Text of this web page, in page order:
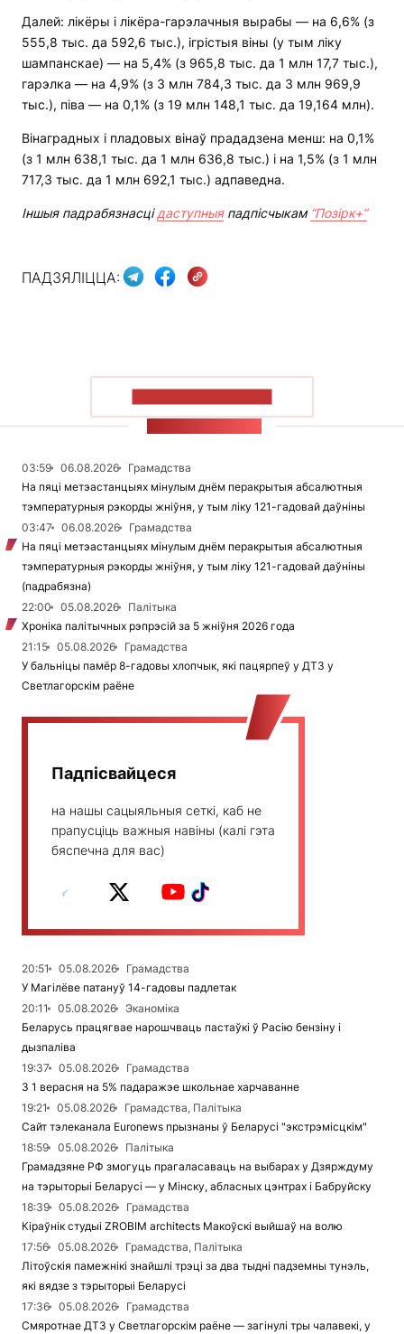
Далей: лікёры і лікёра-гарэлачныя вырабы — на 6,6% (з
555,8 тыс. да 592,6 тыс.), ігрістыя віны (у тым ліку
шампанскае) — на 5,4% (з 965,8 тыс. да 1 млн 17,7 тыс.),
гарэлка — на 4,9% (з 3 млн 784,3 тыс. да 3 млн 969,9
тыс.), піва — на 0,1% (з 19 млн 148,1 тыс. да 19,164 млн).
Вінаградных і пладовых вінаў прададзена менш: на 0,1%
(з 1 млн 638,1 тыс. да 1 млн 636,8 тыс.) і на 1,5% (з 1 млн
717,3 тыс. да 1 млн 692,1 тыс.) адпаведна.
Іншыя падрабязнасцідаступныяпадпісчыкам “Позірк+”
ПАДЗЯЛІЦЦА:
03:59 06.08.2026
Грамадства
На пяці метэастанцыях мінулым днём перакрытыя абсалютныя
тэмпературныя рэкорды жніўня, у тым ліку 121-гадовай даўніны
03:47
06.08.2026
Грамадства
На пяці метэастанцыях мінулым днём перакрытыя абсалютныя
тэмпературныя рэкорды жніўня, у тым ліку 121-гадовай даўніны
(падрабязна)
22:00
05.08.2026
Палітыка
Хроніка палітычных рэпрэсій за 5 жніўня 2026 года
21:15
05.08.2026
Грамадства
У бальніцы памёр 8-гадовы хлопчык, які пацярпеў у ДТЗ у
Светлагорскім раёне
Падпісвайцеся
на нашы сацыяльныя сеткі, каб не
прапусціць важныя навіны (калі гэта
бяспечна для вас)
20:51 05.08.2026
Грамадства
У Магілёве патануў 14-гадовы падлетак
20:11
05.08.2026
Эканоміка
Беларусь працягвае нарошчваць пастаўкі ў Расію бензіну і
дызпаліва
19:37
05.08.2026
Грамадства
З 1 верасня на 5% падаражэе школьнае харчаванне
19:21
05.08.2026
Грамадства, Палітыка
Сайт тэлеканала Euronews прызнаны ў Беларусі "экстрэмісцкім"
18:59
05.08.2026
Палітыка
Грамадзяне РФ змогуць прагаласаваць на выбарах у Дзярждуму
на тэрыторыі Беларусі — у Мінску, абласных цэнтрах і Бабруйску
18:39
05.08.2026
Грамадства
Кіраўнік студыі ZROBIM architects Макоўскі выйшаў на волю
17:56
05.08.2026
Грамадства, Палітыка
Літоўскія памежнікі знайшлі трэці за два тыдні падземны тунэль,
які вядзе з тэрыторыі Беларусі
17:36
05.08.2026
Грамадства
Смяротнае ДТЗ у Светлагорскім раёне — загінулі тры чалавекі, у